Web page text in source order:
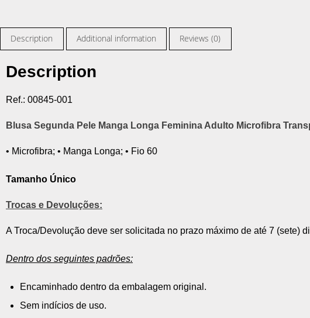
Description Additional information Reviews (0)
Description
Ref.: 00845-001
Blusa Segunda Pele Manga Longa Feminina Adulto Microfibra
• Microfibra; • Manga Longa; • Fio 60
Tamanho Único
Trocas e Devoluções:
A Troca/Devolução deve ser solicitada no prazo máximo de até 7 (sete)
Dentro dos seguintes padrões:
Encaminhado dentro da embalagem original.
Sem indícios de uso.